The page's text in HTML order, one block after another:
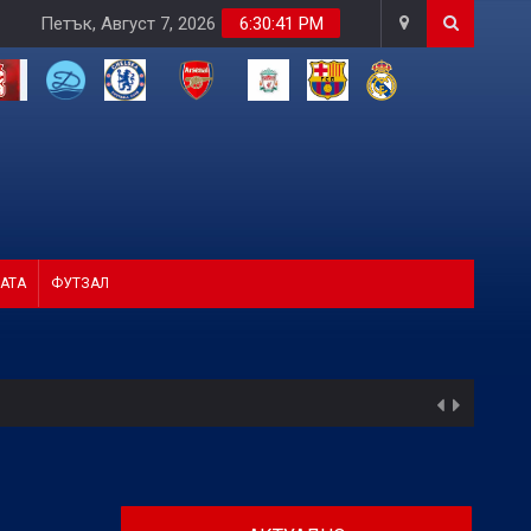
6:30:42 PM
Петък, Август 7, 2026
ФУТЗАЛ